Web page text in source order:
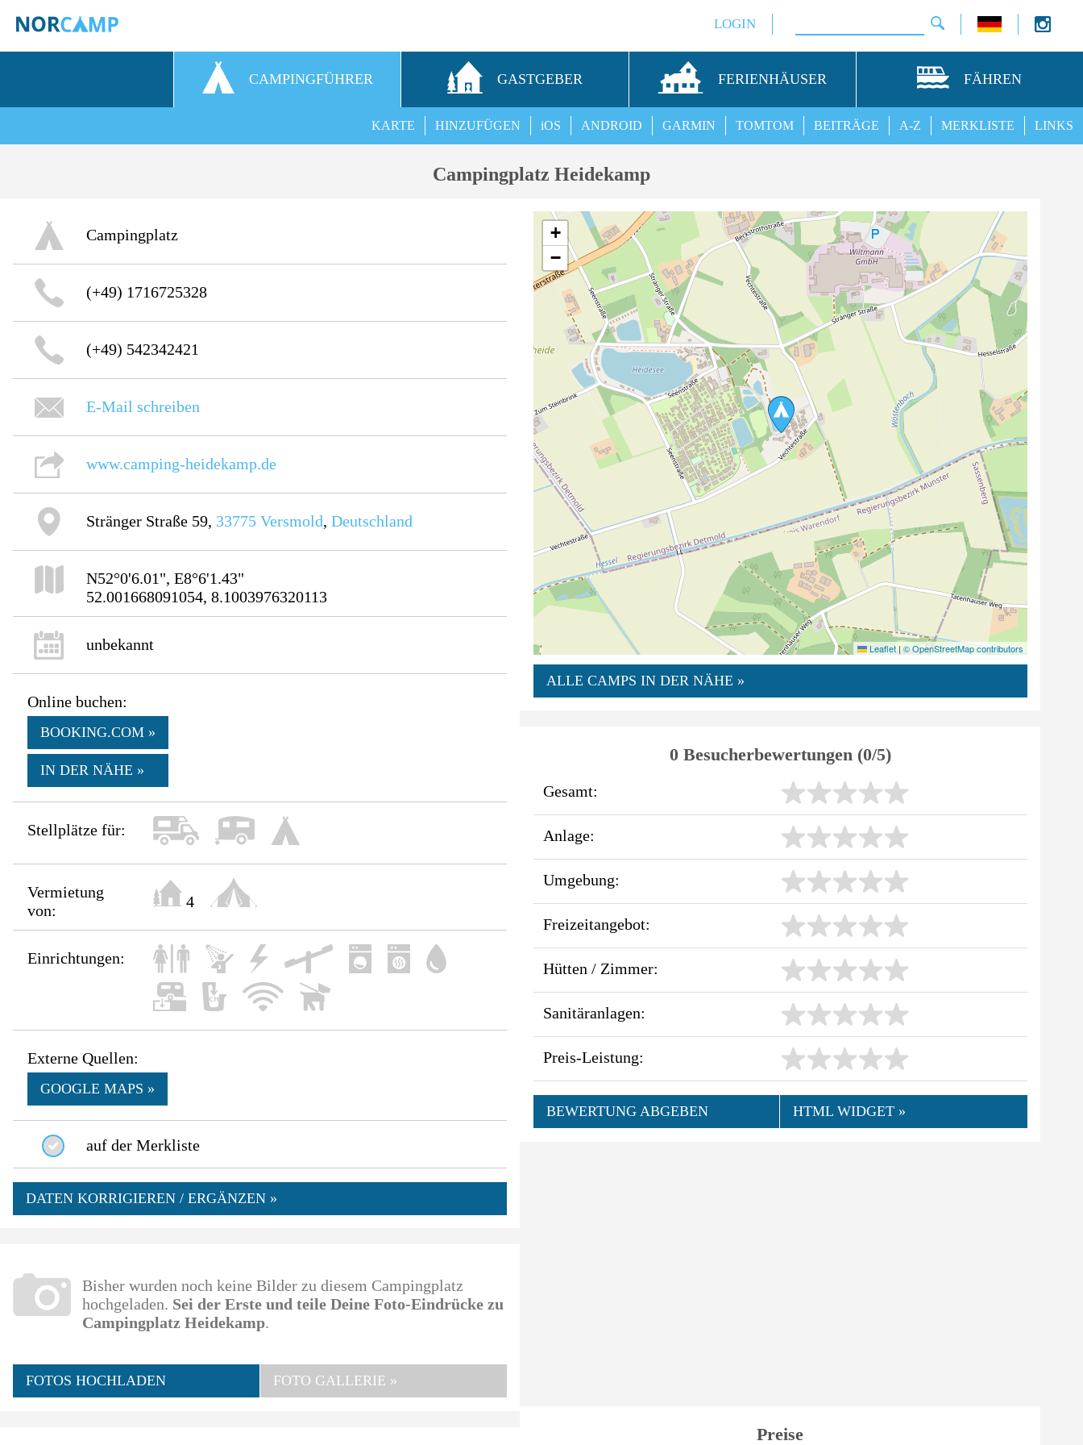
LOGIN
CAMPINGFÜHRER GASTGEBER FERIENHÄUSER FÄHREN
LINKS
MERKLISTE
A-Z
BEITRÄGE
TOMTOM
GARMIN
ANDROID
iOS
HINZUFÜGEN
KARTE
Campingplatz Heidekamp
Campingplatz
(+49) 1716725328
(+49) 542342421
E-Mail schreiben
www.camping-heidekamp.de
Stränger Straße 59, 33775 Versmold,Deutschland
N52°0'6.01", E8°6'1.43"
52.001668091054, 8.1003976320113
unbekannt
Online buchen:
BOOKING.COM »
IN DER NÄHE »
Stellplätze für:
Vermietung
von:
4
Einrichtungen:
Externe Quellen:
GOOGLE MAPS »
auf der Merkliste
DATEN KORRIGIEREN / ERGÄNZEN »
Bisher wurden noch keine Bilder zu diesem Campingplatz
hochgeladen. Sei der Erste und teile Deine Foto-Eindrücke zu
Campingplatz Heidekamp.
FOTOS HOCHLADEN FOTO GALLERIE »
+
−
Leaflet | © OpenStreetMap contributors
ALLE CAMPS IN DER NÄHE »
0 Besucherbewertungen (0/5)
Gesamt:
Anlage:
Umgebung:
Freizeitangebot:
Hütten / Zimmer:
Sanitäranlagen:
Preis-Leistung:
BEWERTUNG ABGEBEN HTML WIDGET »
Preise